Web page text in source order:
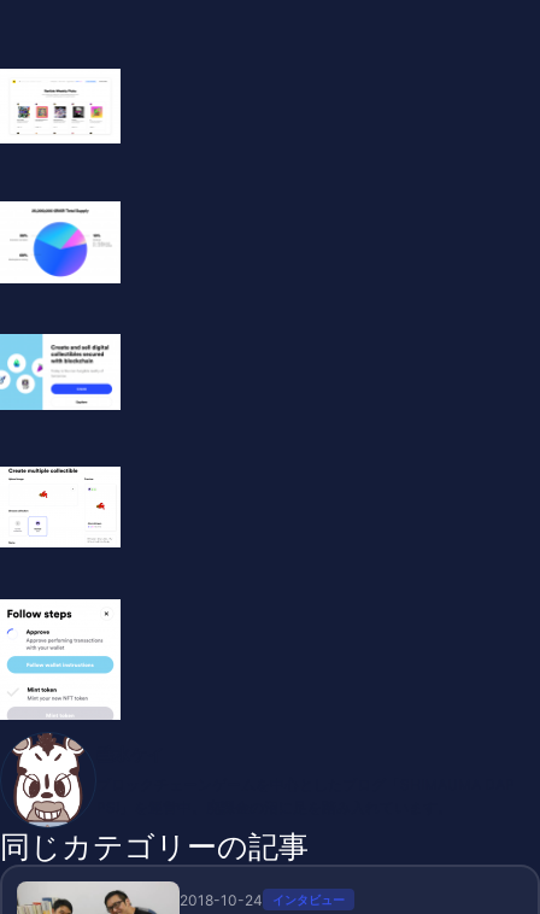
同じカテゴリーの記事
2018-10-24 インタビュー